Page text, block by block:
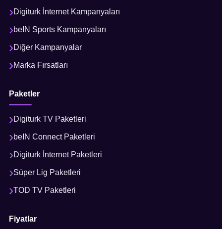
Digiturk İnternet Kampanyaları
beIN Sports Kampanyaları
Diğer Kampanyalar
Marka Fırsatları
Paketler
Digiturk TV Paketleri
beIN Connect Paketleri
Digiturk İnternet Paketleri
Süper Lig Paketleri
TOD TV Paketleri
Fiyatlar